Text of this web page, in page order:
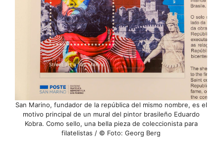
San Marino, fundador de la república del mismo nombre, es el
motivo principal de un mural del pintor brasileño Eduardo
Kobra. Como sello, una bella pieza de coleccionista para
filatelistas / © Foto: Georg Berg